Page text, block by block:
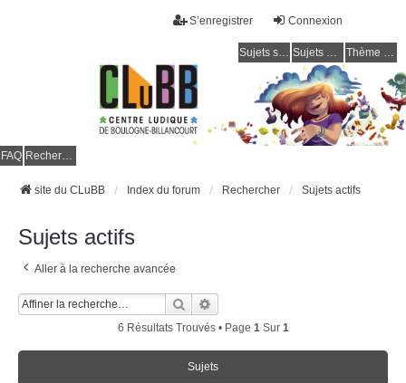
Connexion
S’enregistrer
Sujets sans réponse Sujets actifs Thème clair / foncé
FAQ Rechercher
site du CLuBB Index du forum Rechercher Sujets actifs
Sujets actifs
Aller à la recherche avancée
Rechercher
6 Résultats Trouvés • Page 1Sur 1
Sujets